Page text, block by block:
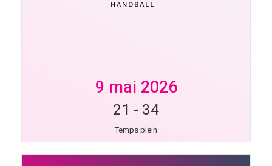
9 mai 2026
21 - 34
Temps plein